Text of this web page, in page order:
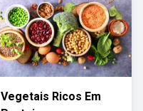
Vegetais Ricos Em